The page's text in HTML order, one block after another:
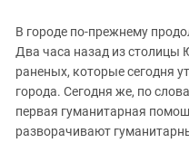
Южная Осетия
Южный Кавказ
ЮФО
В городе по-прежнему
Два часа назад из столицы
раненых, которые сегодня
города. Сегодня же, по
первая гуманитарная
разворачивают